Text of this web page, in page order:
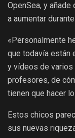
OpenSea, y
a aumentar
«Personalmente
que todavía están
y vídeos de
profesores, de
tienen que hacer
Estos chicos
sus nuevas